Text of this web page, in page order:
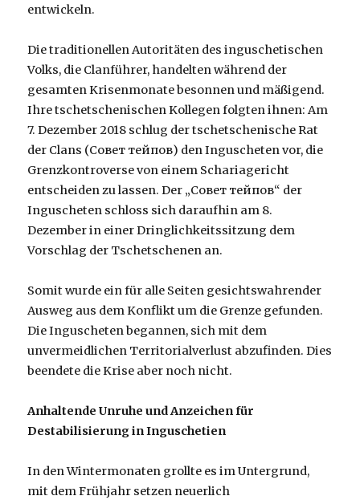
entwickeln.
Die traditionellen Autoritäten des inguschetischen
Volks, die Clanführer, handelten während der
gesamten Krisenmonate besonnen und mäßigend.
Ihre tschetschenischen Kollegen folgten ihnen: Am
7. Dezember 2018 schlug der tschetschenische Rat
der Clans (Совет тейпов) den Inguscheten vor, die
Grenzkontroverse von einem Schariagericht
entscheiden zu lassen. Der „Совет тейпов“ der
Inguscheten schloss sich daraufhin am 8.
Dezember in einer Dringlichkeitssitzung dem
Vorschlag der Tschetschenen an.
Somit wurde ein für alle Seiten gesichtswahrender
Ausweg aus dem Konflikt um die Grenze gefunden.
Die Inguscheten begannen, sich mit dem
unvermeidlichen Territorialverlust abzufinden. Dies
beendete die Krise aber noch nicht.
Anhaltende Unruhe und Anzeichen für
Destabilisierung in Inguschetien
In den Wintermonaten grollte es im Untergrund,
mit dem Frühjahr setzen neuerlich